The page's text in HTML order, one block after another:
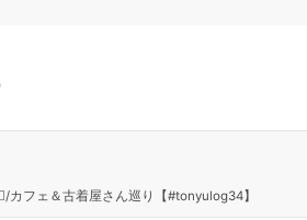
カフェ＆古着屋さん巡り【#tonyulog34】